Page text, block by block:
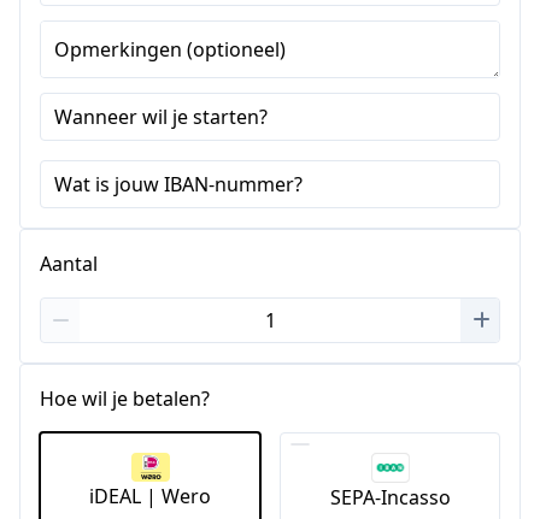
Opmerkingen (optioneel)
Wanneer wil je starten?
Wat is jouw IBAN-nummer?
Aantal
Hoe wil je betalen?
iDEAL | Wero SEPA-Incasso